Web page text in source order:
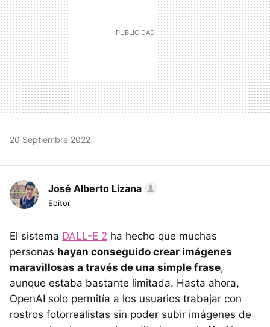
20 Septiembre 2022
José Alberto Lizana
Editor
El sistema DALL-E 2 ha hecho que muchas
personas hayan conseguido crear imágenes
maravillosas a través de una simple frase,
aunque estaba bastante limitada. Hasta ahora,
OpenAI solo permitía a los usuarios trabajar con
rostros fotorrealistas sin poder subir imágenes de